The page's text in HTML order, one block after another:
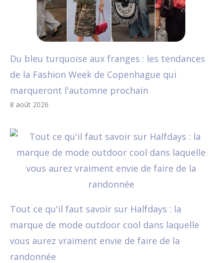
Du bleu turquoise aux franges : les tendances
de la Fashion Week de Copenhague qui
marqueront l'automne prochain
8 août 2026
Tout ce qu'il faut savoir sur Halfdays : la
marque de mode outdoor cool dans laquelle
vous aurez vraiment envie de faire de la
randonnée